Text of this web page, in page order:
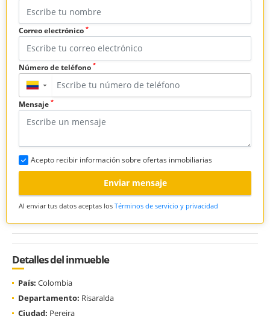
Correo electrónico *
Número de teléfono *
▼
Mensaje *
Acepto recibir información sobre ofertas inmobiliarias
Enviar mensaje
Al enviar tus datos aceptas los Términos de servicio y privacidad
Detalles del inmueble
País: Colombia
Departamento: Risaralda
Ciudad: Pereira